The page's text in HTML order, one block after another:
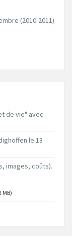
(2010-2011)
de vie" avec
le 18
images, coûts).
MB)